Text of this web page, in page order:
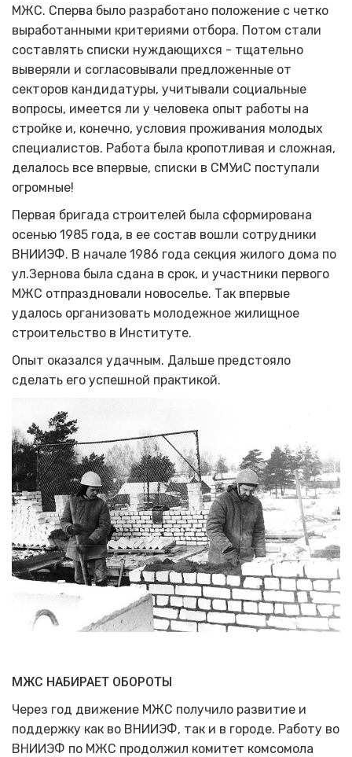
МЖС. Сперва было разработано положение с четко
выработанными критериями отбора. Потом стали
составлять списки нуждающихся - тщательно
выверяли и согласовывали предложенные от
секторов кандидатуры, учитывали социальные
вопросы, имеется ли у человека опыт работы на
стройке и, конечно, условия проживания молодых
специалистов. Работа была кропотливая и сложная,
делалось все впервые, списки в СМУиС поступали
огромные!
Первая бригада строителей была сформирована
осенью 1985 года, в ее состав вошли сотрудники
ВНИИЭФ. В начале 1986 года секция жилого дома по
ул.Зернова была сдана в срок, и участники первого
МЖС отпраздновали новоселье. Так впервые
удалось организовать молодежное жилищное
строительство в Институте.
Опыт оказался удачным. Дальше предстояло
сделать его успешной практикой.
МЖС НАБИРАЕТ ОБОРОТЫ
Через год движение МЖС получило развитие и
поддержку как во ВНИИЭФ, так и в городе. Работу во
ВНИИЭФ по МЖС продолжил комитет комсомола